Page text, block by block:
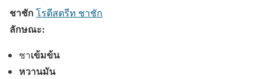
ชาชัก โรตีสตรีท ชาชัก
ลักษณะ:
ชาเข้มข้น
หวานมัน